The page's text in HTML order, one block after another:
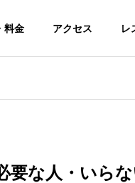
料金 アクセス レ
要な人・いらな